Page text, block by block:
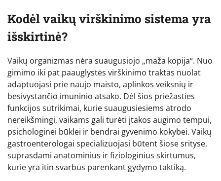
Kodėl vaikų virškinimo sistema yra
išskirtinė?
Vaikų organizmas nėra suaugusiojo „maža kopija“. Nuo
gimimo iki pat paauglystės virškinimo traktas nuolat
adaptuojasi prie naujo maisto, aplinkos veiksnių ir
besivystančio imuninio atsako. Dėl šios priežasties
funkcijos sutrikimai, kurie suaugusiesiems atrodo
nereikšmingi, vaikams gali turėti įtakos augimo tempui,
psichologinei būklei ir bendrai gyvenimo kokybei. Vaikų
gastroenterologai specializuojasi būtent šiose srityse,
suprasdami anatominius ir fiziologinius skirtumus,
kurie yra itin svarbūs parenkant gydymo taktiką.